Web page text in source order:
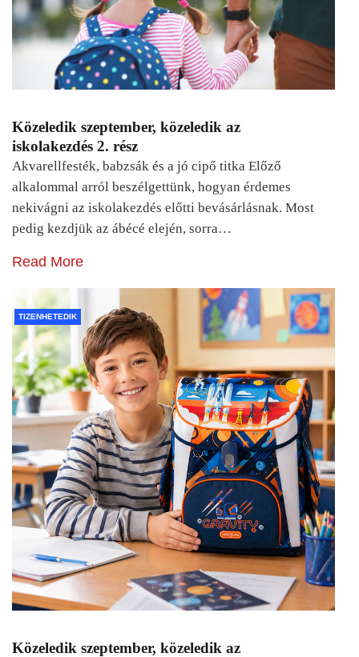
Közeledik szeptember, közeledik az
iskolakezdés 2. rész
Akvarellfesték, babzsák és a jó cipő titka Előző
alkalommal arról beszélgettünk, hogyan érdemes
nekivágni az iskolakezdés előtti bevásárlásnak. Most
pedig kezdjük az ábécé elején, sorra…
Read More
TIZENHETEDIK
Közeledik szeptember, közeledik az